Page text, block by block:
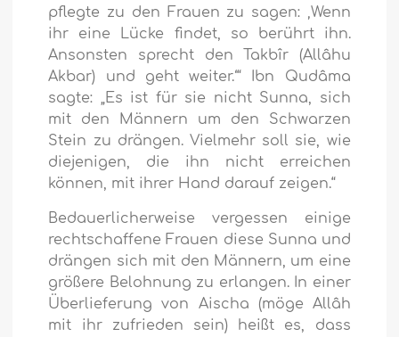
pflegte zu den Frauen zu sagen: ‚Wenn
ihr eine Lücke findet, so berührt ihn.
Ansonsten sprecht den Takbîr (Allâhu
Akbar) und geht weiter.‘“ Ibn Qudâma
sagte: „Es ist für sie nicht Sunna, sich
mit den Männern um den Schwarzen
Stein zu drängen. Vielmehr soll sie, wie
diejenigen, die ihn nicht erreichen
können, mit ihrer Hand darauf zeigen.“
Bedauerlicherweise vergessen einige
rechtschaffene Frauen diese Sunna und
drängen sich mit den Männern, um eine
größere Belohnung zu erlangen. In einer
Überlieferung von Aischa (möge Allâh
mit ihr zufrieden sein) heißt es, dass